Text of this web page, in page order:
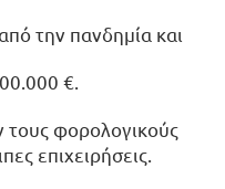
την πανδημία και
€.
φορολογικούς
επιχειρήσεις.